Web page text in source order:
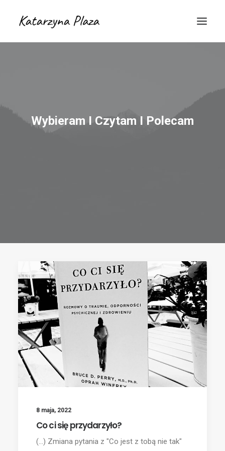
Wybieram I Czytam I Polecam
8 maja, 2022
Co ci się przydarzyło?
(...) Zmiana pytania z "Co jest z tobą nie tak"